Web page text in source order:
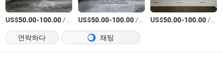
US$50.00-100.00/미터 US$50.00-100.00/미터 US$50.00-100.00/미터
연락하다
채팅